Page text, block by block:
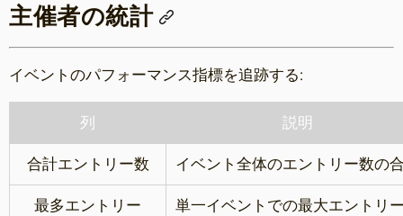
主催者の統計
イベントのパフォーマンス指標を追跡する:
列 説明
合計エントリー数 イベント全体のエントリー数の
最多エントリー 単一イベントでの最大エントリ